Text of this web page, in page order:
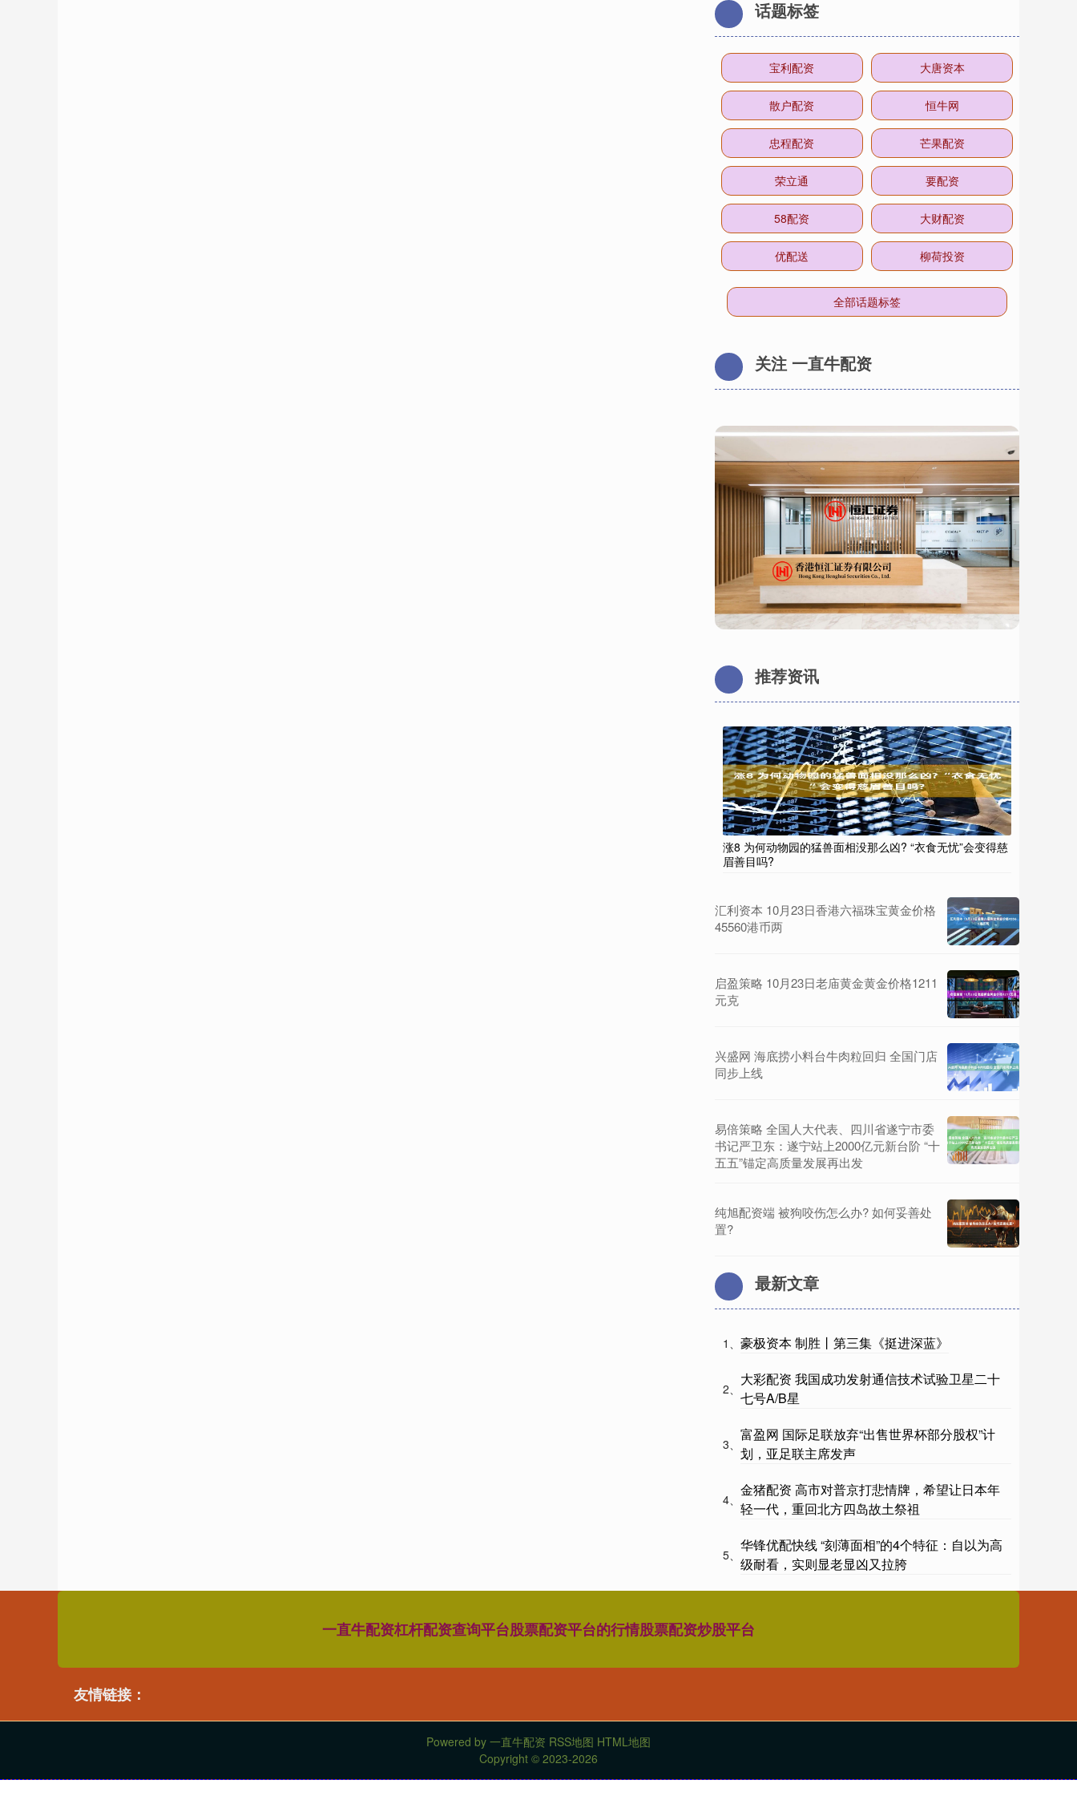
话题标签
宝利配资 大唐资本
散户配资 恒牛网
忠程配资 芒果配资
荣立通 要配资
58配资 大财配资
优配送 柳荷投资
全部话题标签
关注 一直牛配资
推荐资讯
涨8 为何动物园的猛兽面相没那么凶? “衣食无忧”会变得慈
眉善目吗?
汇利资本 10月23日香港六福珠宝黄金价格
45560港币两
启盈策略 10月23日老庙黄金黄金价格1211
元克
兴盛网 海底捞小料台牛肉粒回归 全国门店
同步上线
易倍策略 全国人大代表、四川省遂宁市委
书记严卫东：遂宁站上2000亿元新台阶 “十
五五”锚定高质量发展再出发
纯旭配资端 被狗咬伤怎么办? 如何妥善处
置?
最新文章
1、 豪极资本 制胜丨第三集《挺进深蓝》
2、
大彩配资 我国成功发射通信技术试验卫星二十
七号A/B星
3、
富盈网 国际足联放弃“出售世界杯部分股权”计
划，亚足联主席发声
4、
金猪配资 高市对普京打悲情牌，希望让日本年
轻一代，重回北方四岛故土祭祖
5、
华锋优配快线 “刻薄面相”的4个特征：自以为高
级耐看，实则显老显凶又拉胯
一直牛配资杠杆配资查询平台股票配资平台的行情股票配资炒股平台
友情链接：
Powered by 一直牛配资 RSS地图 HTML地图
Copyright © 2023-2026